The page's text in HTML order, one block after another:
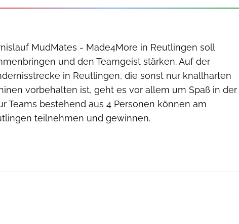
MudMates - Made4More in Reutlingen soll
und den Teamgeist stärken. Auf der
in Reutlingen, die sonst nur knallharten
vorbehalten ist, geht es vor allem um Spaß in der
Teams bestehend aus 4 Personen können am
teilnehmen und gewinnen.